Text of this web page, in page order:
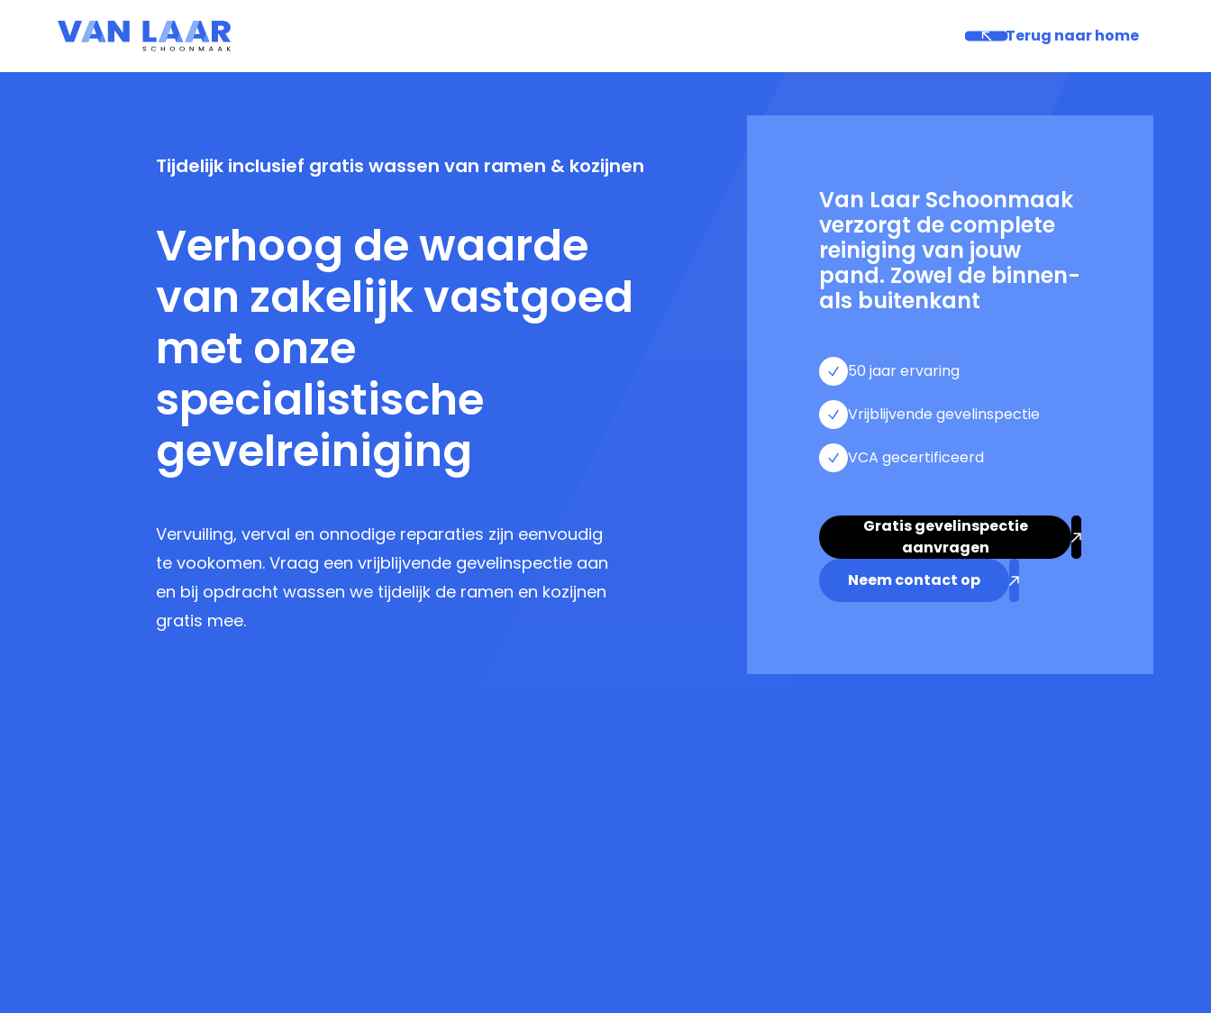
Terug naar home
Tijdelijk inclusief gratis wassen van ramen & kozijnen
Verhoog de waarde
van zakelijk vastgoed
met onze
specialistische
gevelreiniging
Vervuiling, verval en onnodige reparaties zijn eenvoudig
te vookomen. Vraag een vrijblijvende gevelinspectie aan
en bij opdracht wassen we tijdelijk de ramen en kozijnen
gratis mee.
Van Laar Schoonmaak
verzorgt de complete
reiniging van jouw
pand. Zowel de binnen-
als buitenkant
50 jaar ervaring
Vrijblijvende gevelinspectie
VCA gecertificeerd
Gratis gevelinspectie
aanvragen
Neem contact op